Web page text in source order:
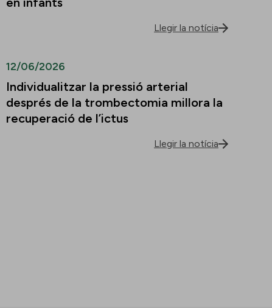
Llegir la notícia
12/06/2026
Individualitzar la pressió arterial
després de la trombectomia millora la
recuperació de l’ictus
Llegir la notícia